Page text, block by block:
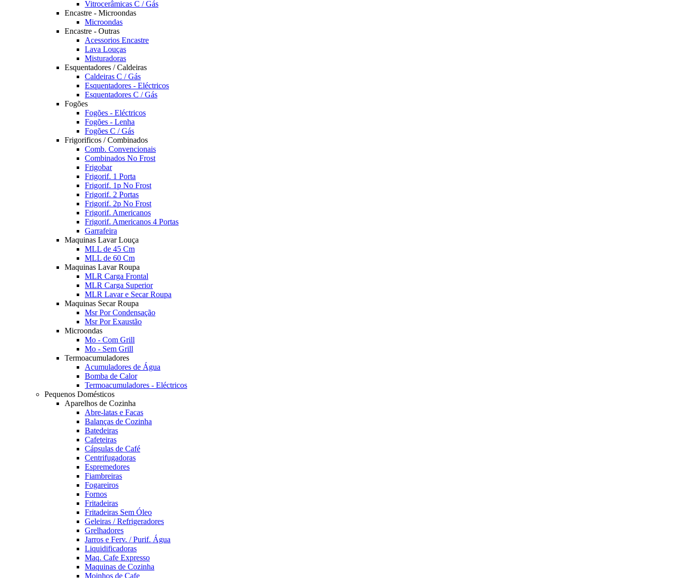
Vitrocerâmicas C / Gás
Encastre - Microondas
Microondas
Encastre - Outras
Acessorios Encastre
Lava Louças
Misturadoras
Esquentadores / Caldeiras
Caldeiras C / Gás
Esquentadores - Eléctricos
Esquentadores C / Gás
Fogões
Fogões - Eléctricos
Fogões - Lenha
Fogões C / Gás
Frigorificos / Combinados
Comb. Convencionais
Combinados No Frost
Frigobar
Frigorif. 1 Porta
Frigorif. 1p No Frost
Frigorif. 2 Portas
Frigorif. 2p No Frost
Frigorif. Americanos
Frigorif. Americanos 4 Portas
Garrafeira
Maquinas Lavar Louça
MLL de 45 Cm
MLL de 60 Cm
Maquinas Lavar Roupa
MLR Carga Frontal
MLR Carga Superior
MLR Lavar e Secar Roupa
Maquinas Secar Roupa
Msr Por Condensação
Msr Por Exaustão
Microondas
Mo - Com Grill
Mo - Sem Grill
Termoacumuladores
Acumuladores de Água
Bomba de Calor
Termoacumuladores - Eléctricos
Pequenos Domésticos
Aparelhos de Cozinha
Abre-latas e Facas
Balanças de Cozinha
Batedeiras
Cafeteiras
Cápsulas de Café
Centrifugadoras
Espremedores
Fiambreiras
Fogareiros
Fornos
Fritadeiras
Fritadeiras Sem Óleo
Geleiras / Refrigeradores
Grelhadores
Jarros e Ferv. / Purif. Água
Liquidificadoras
Maq. Cafe Expresso
Maquinas de Cozinha
Moinhos de Cafe